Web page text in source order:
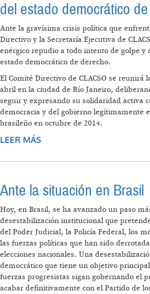
del estado democrático
Ante la gravísima crisis política que
Directivo y la Secretaría Ejecutiva de
enérgico repudio a todo intento de golpe y
estado democrático de derecho.
El Comité Directivo de CLACSO se reunirá
abril en la ciudad de Río Janeiro,
seguir y expresando su solidaridad activa
democracia y del gobierno legítimamente
brasileño en octubre de 2014.
LEER MÁS
DE DERECHO
Ante la situación en Brasil
Hoy, en Brasil, se ha avanzado un paso
desestabilización institucional que
del Poder Judicial, la Policía Federal, los
las fuerzas políticas que han sido
elecciones nacionales. Una
democrático que tiene un objetivo
fuerzas progresistas sigan gobernando el
acabar definitivamente con el Partido de